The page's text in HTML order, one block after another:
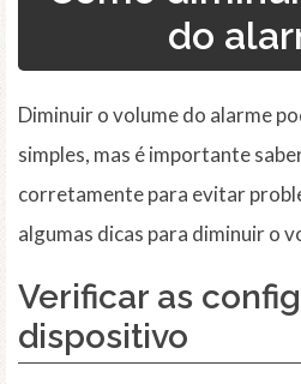
do
Diminuir o volume do alarme
simples, mas é importante
corretamente para evitar
algumas dicas para diminuir o
Verificar as
dispositivo